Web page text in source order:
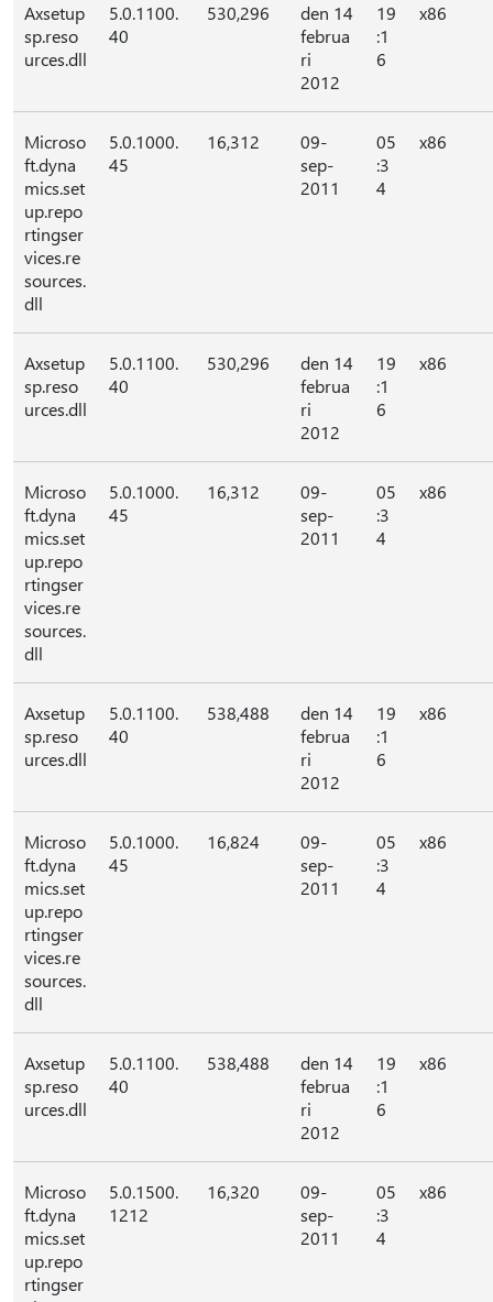
Axsetup
sp.reso
urces.dll
5.0.1100.
40
530,296
den 14
februa
ri
2012
19
:1
6
x86
Microso
ft.dyna
mics.set
up.repo
rtingser
vices.re
sources.
dll
5.0.1000.
45
16,312
09-
sep-
2011
05
:3
4
x86
Axsetup
sp.reso
urces.dll
5.0.1100.
40
530,296
den 14
februa
ri
2012
19
:1
6
x86
Microso
ft.dyna
mics.set
up.repo
rtingser
vices.re
sources.
dll
5.0.1000.
45
16,312
09-
sep-
2011
05
:3
4
x86
Axsetup
sp.reso
urces.dll
5.0.1100.
40
538,488
den 14
februa
ri
2012
19
:1
6
x86
Microso
ft.dyna
mics.set
up.repo
rtingser
vices.re
sources.
dll
5.0.1000.
45
16,824
09-
sep-
2011
05
:3
4
x86
Axsetup
sp.reso
urces.dll
5.0.1100.
40
538,488
den 14
februa
ri
2012
19
:1
6
x86
Microso
ft.dyna
mics.set
up.repo
rtingser
5.0.1500.
1212
16,320
09-
sep-
2011
05
:3
4
x86